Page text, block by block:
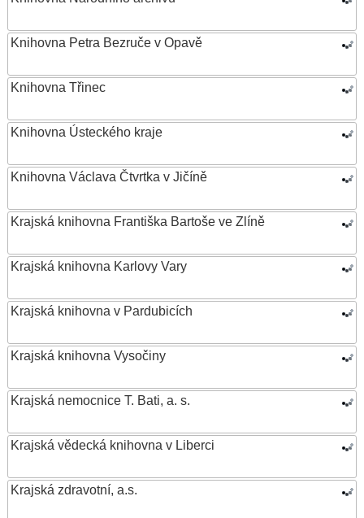
Knihovna Petra Bezruče v Opavě
Knihovna Třinec
Knihovna Ústeckého kraje
Knihovna Václava Čtvrtka v Jičíně
Krajská knihovna Františka Bartoše ve Zlíně
Krajská knihovna Karlovy Vary
Krajská knihovna v Pardubicích
Krajská knihovna Vysočiny
Krajská nemocnice T. Bati, a. s.
Krajská vědecká knihovna v Liberci
Krajská zdravotní, a.s.